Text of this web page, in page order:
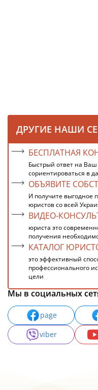
ДРУГИЕ НАШИ
БЕСПЛАТНАЯ
Быстрый ответ на
сориентироваться в
ОБЪЯВИТЕ
И получите выгодное
юристов со всей
ВИДЕО-
юриста это
получения
КАТАЛОГ
это эффективный
профессионального
цели
Мы в социальных
page
viber